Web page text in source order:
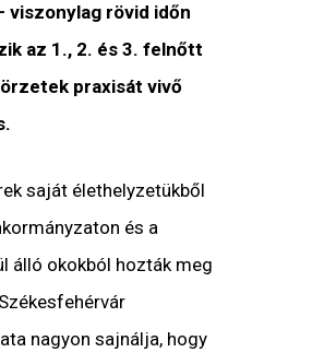
viszonylag rövid időn
az 1., 2. és 3. felnőtt
praxisát vivő
saját élethelyzetükből
és a
álló okokból hozták meg
nagyon sajnálja, hogy